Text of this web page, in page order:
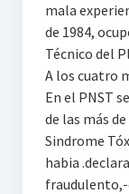
mala
de 1984,
Técnico del
A los cuatro
En el PNST
de las más
Sindrome
habia